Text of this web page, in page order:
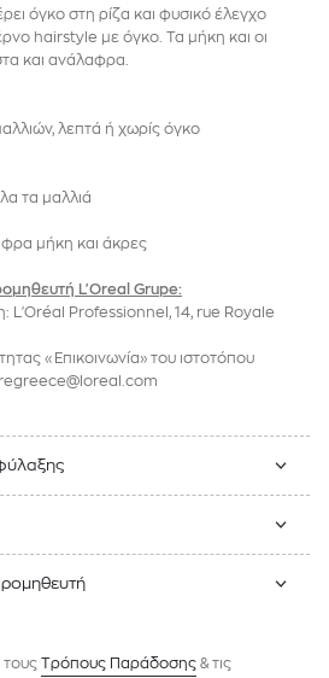
όγκο στη ρίζα και φυσικό έλεγχο
hairstyle με όγκο. Τα μήκη και οι
και ανάλαφρα.
λεπτά ή χωρίς όγκο
τα μαλλιά
μήκη και άκρες
L'Oreal Grupe:
L'Oréal Professionnel, 14, rue Royale
«Επικοινωνία» του ιστοτόπου
τους Tρόπους Παράδοσης & τις